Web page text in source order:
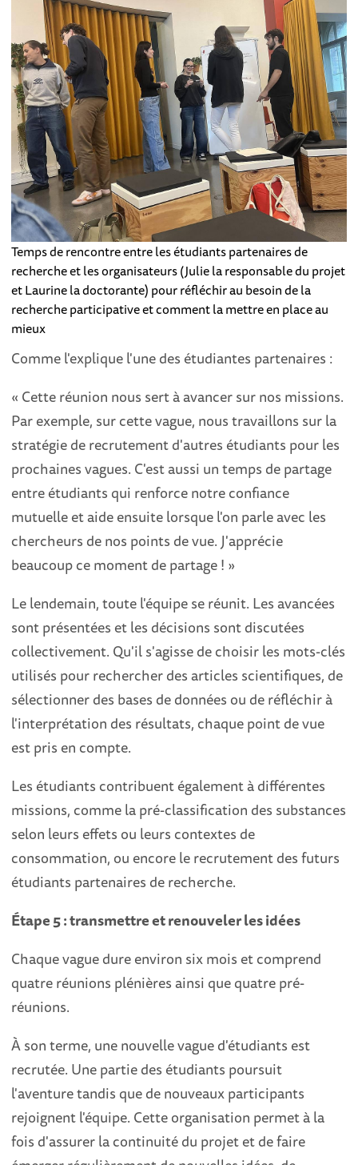
Temps de rencontre entre les étudiants partenaires de
recherche et les organisateurs (Julie la responsable du projet
et Laurine la doctorante) pour réfléchir au besoin de la
recherche participative et comment la mettre en place au
mieux
Comme l'explique l'une des étudiantes partenaires :
« Cette réunion nous sert à avancer sur nos missions.
Par exemple, sur cette vague, nous travaillons sur la
stratégie de recrutement d'autres étudiants pour les
prochaines vagues. C'est aussi un temps de partage
entre étudiants qui renforce notre confiance
mutuelle et aide ensuite lorsque l'on parle avec les
chercheurs de nos points de vue. J'apprécie
beaucoup ce moment de partage ! »
Le lendemain, toute l'équipe se réunit. Les avancées
sont présentées et les décisions sont discutées
collectivement. Qu'il s'agisse de choisir les mots-clés
utilisés pour rechercher des articles scientifiques, de
sélectionner des bases de données ou de réfléchir à
l'interprétation des résultats, chaque point de vue
est pris en compte.
Les étudiants contribuent également à différentes
missions, comme la pré-classification des substances
selon leurs effets ou leurs contextes de
consommation, ou encore le recrutement des futurs
étudiants partenaires de recherche.
Étape 5 : transmettre et renouveler les idées
Chaque vague dure environ six mois et comprend
quatre réunions plénières ainsi que quatre pré-
réunions.
À son terme, une nouvelle vague d'étudiants est
recrutée. Une partie des étudiants poursuit
l'aventure tandis que de nouveaux participants
rejoignent l'équipe. Cette organisation permet à la
fois d'assurer la continuité du projet et de faire